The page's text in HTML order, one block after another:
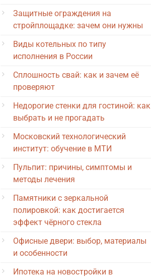
Защитные ограждения на
стройплощадке: зачем они нужны
Виды котельных по типу
исполнения в России
Сплошность свай: как и зачем её
проверяют
Недорогие стенки для гостиной: как
выбрать и не прогадать
Московский технологический
институт: обучение в МТИ
Пульпит: причины, симптомы и
методы лечения
Памятники с зеркальной
полировкой: как достигается
эффект чёрного стекла
Офисные двери: выбор, материалы
и особенности
Ипотека на новостройки в